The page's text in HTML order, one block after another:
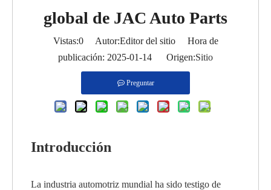
global de JAC Auto Parts
Vistas:0Autor:Editor del sitio Hora de
publicación: 2025-01-14 Origen:Sitio
Preguntar
Introducción
La industria automotriz mundial ha sido testigo de